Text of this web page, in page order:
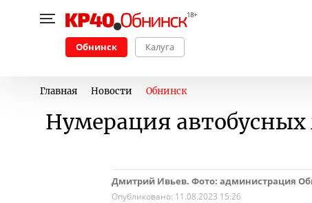
Обнинск Калуга
Главная Новости Обнинск
Нумерация
Дмитрий Ивьев. Фото: администрация
Опубликовано: 11.08.2023 15:26